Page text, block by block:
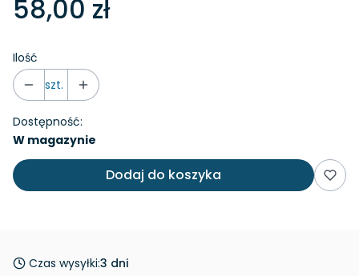
58,00 zł
Ilość
szt.
Dostępność:
W magazynie
Dodaj do koszyka
Czas wysyłki:3 dni